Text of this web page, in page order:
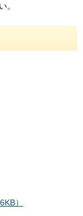
。
）